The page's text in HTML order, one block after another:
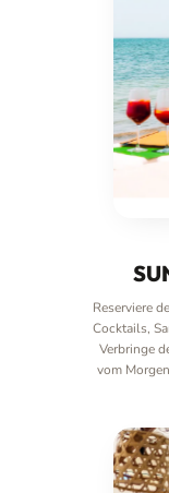
Reserviere
Cocktails,
Verbringe
vom